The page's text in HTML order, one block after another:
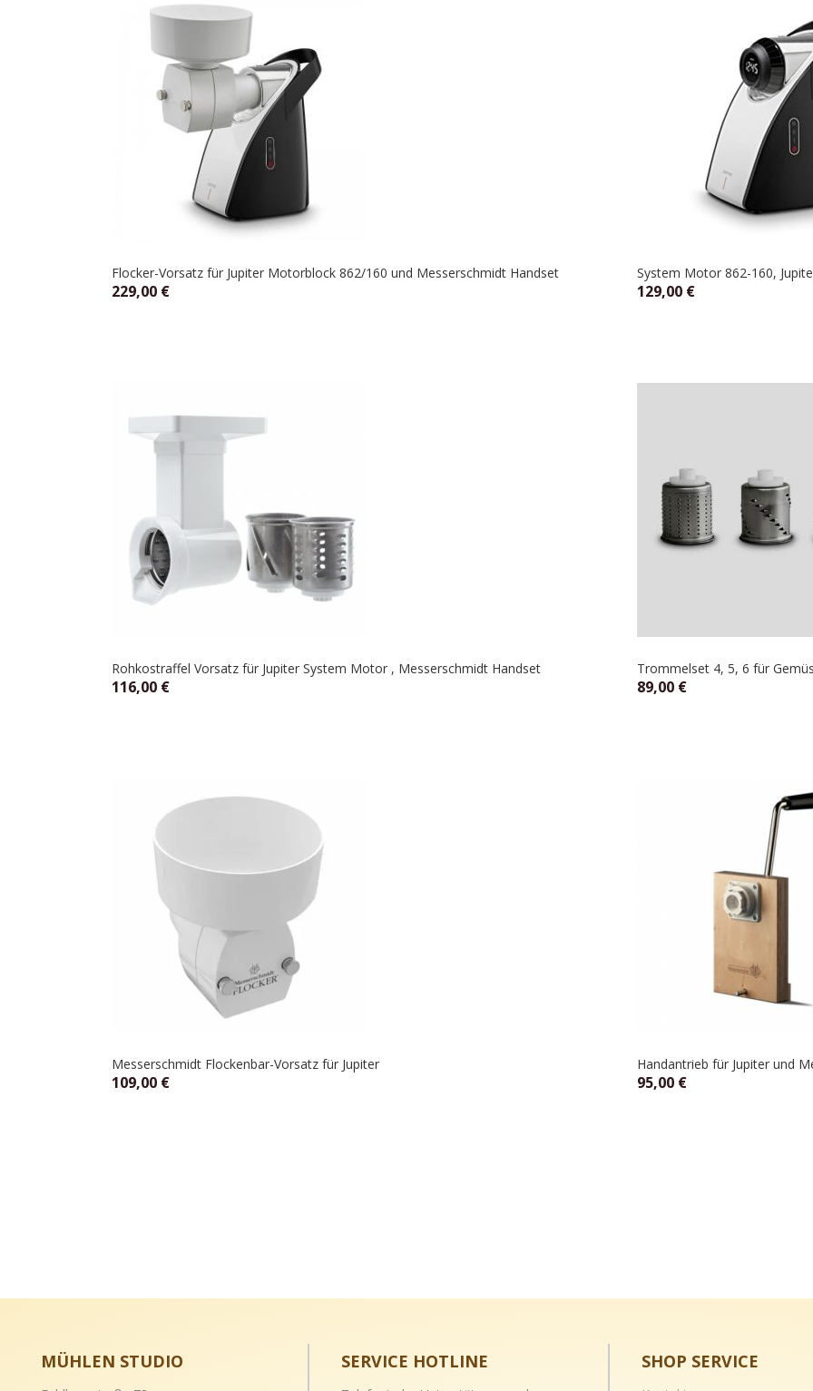
Flocker-Vorsatz für Jupiter Motorblock 862/160 und Messerschmidt Handset
229,00 €
System Motor 862-160,
129,00 €
Rohkostraffel Vorsatz für Jupiter System Motor , Messerschmidt Handset
116,00 €
Trommelset 4, 5, 6 für
89,00 €
Messerschmidt Flockenbar-Vorsatz für Jupiter
109,00 €
Handantrieb für Jupiter und
95,00 €
MÜHLEN STUDIO SERVICE HOTLINE SHOP SERVICE